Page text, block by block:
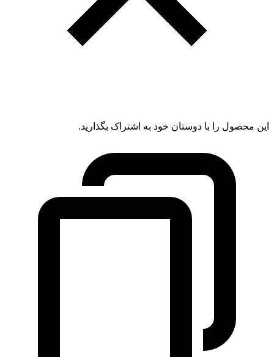
این محصول را با دوستان خود به اشتراک بگذارید.